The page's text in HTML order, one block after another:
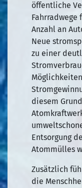
öffentliche
Anzahl an
Neue
zu einer
diesem
Entsorgung
Atommülles
Zusätzlich
die